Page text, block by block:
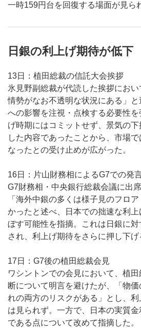
一時159円台を回復する場面が見ら
日銀の利上げ期待が低下
13日：植田総裁の信託大会挨拶
氷見野副総裁が代読した挨拶にお
情勢がなお不透明な状況にある」
への影響を注視・点検する必要性
げ時期にはコミットせず、景気の
した内容であったことから、市場
なったとの受け止めが広がった。
16日：片山財務相によるG7での発
G7財務相・中央銀行総裁会議に出
「海外中銀の多くは様子見のフロ
かったと述べ、日本での拙速な利
ぼす可能性を指摘。これは日銀に
され、利上げ期待をさらに押し下げ
17日：G7後の植田総裁会見
ワシントンでの会見において、植
断について明言を避けたが、「物
れの両方のリスクがある」とし、
は見られず。一方で、日本の実質
である点について改めて指摘した。